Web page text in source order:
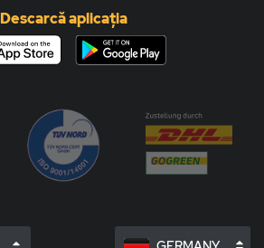
Descarcă aplicația